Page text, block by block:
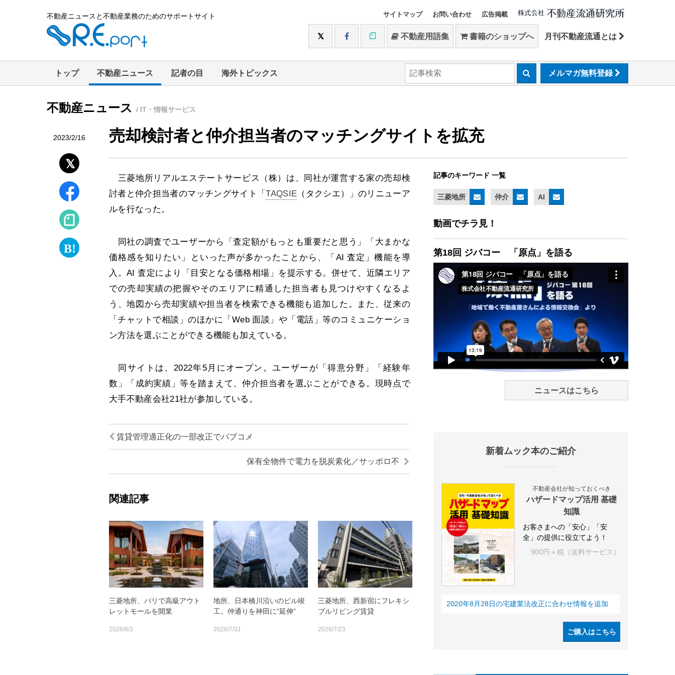
不動産ニュースと不動産業務のためのサポートサイト サイトマップ お問い合わせ 広告掲載
不動産用語集 書籍のショップへ 月刊不動産流通とは
トップ 不動産ニュース 記者の目 海外トピックス メルマガ無料登録
不動産ニュース / IT・情報サービス
2023/2/16 売却検討者と仲介担当者のマッチングサイトを拡充
三菱地所リアルエステートサービス（株）は、同社が運営する家の売却検
討者と仲介担当者のマッチングサイト「TAQSIE （タクシエ）」のリニューア
ルを行なった。
同社の調査でユーザーから「査定額がもっとも重要だと思う」「大まかな
価格感を知りたい」といった声が多かったことから、「AI 査定」機能を導
入。AI 査定により「目安となる価格相場」を提示する。併せて、近隣エリア
での売却実績の把握やそのエリアに精通した担当者も見つけやすくなるよ
う、地図から売却実績や担当者を検索できる機能も追加した。また、従来の
「チャットで相談」のほかに「Web 面談」や「電話」等のコミュニケーショ
ン方法を選ぶことができる機能も加えている。
同サイトは、2022年5月にオープン。ユーザーが「得意分野」「経験年
数」「成約実績」等を踏まえて、仲介担当者を選ぶことができる。現時点で
大手不動産会社21社が参加している。
賃貸管理適正化の一部改正でパブコメ
保有全物件で電力を脱炭素化／サッポロ不
関連記事
三菱地所、バリで高級アウト
レットモールを開業
2026/8/3
地所、日本橋川沿いのビル竣
工。仲通りを神田に“延伸”
2026/7/31
三菱地所、西新宿にフレキシ
ブルリビング賃貸
2026/7/23
記事のキーワード 一覧
三菱地所 仲介 AI
動画でチラ見！
第18回 ジバコー 「原点」を語る
ニュースはこちら
新着ムック本のご紹介
不動産会社が知っておくべき
ハザードマップ活用 基礎
知識
お客さまへの「安心」「安
全」の提供に役立てよう！
900円＋税（送料サービス）
2020年8月28日の宅建業法改正に合わせ情報を追加
ご購入はこちら